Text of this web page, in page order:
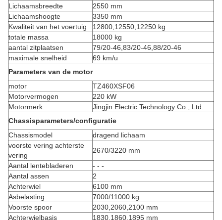
Lichaamsbreedte
2550 mm
Lichaamshoogte
3350 mm
Kwaliteit van het voertuig
12800,12550,12250 kg
totale massa
18000 kg
aantal zitplaatsen
79/20-46,83/20-46,88/20-46
maximale snelheid
69 km/u
Parameters van de motor
motor
TZ460XSF06
Motorvermogen
220 kW
Motormerk
Jingjin Electric Technology Co., Ltd.
Chassisparameters/configuratie
Chassismodel
dragend lichaam
voorste vering achterste
vering
2670/3220 mm
Aantal lentebladeren
- - -
Aantal assen
2
Achterwiel
6100 mm
Asbelasting
7000/11000 kg
Voorste spoor
2030,2060,2100 mm
Achterwielbasis
1830,1860,1895 mm